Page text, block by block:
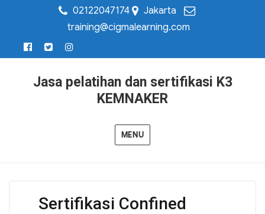
02122047174
Jakarta
training@cigmalearning.com
Jasa pelatihan dan sertifikasi K3
KEMNAKER
MENU
Sertifikasi Confined